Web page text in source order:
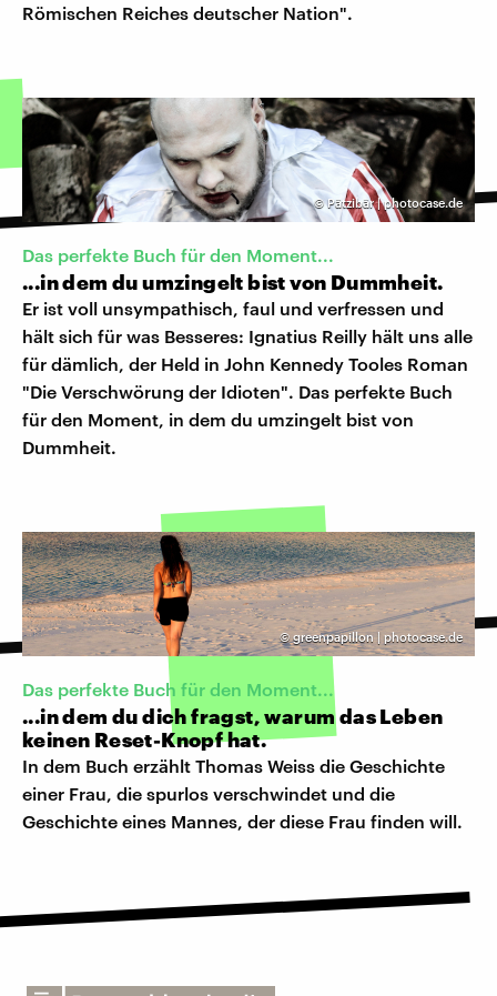
Römischen Reiches deutscher Nation".
©Pätzibär | photocase.de
Das perfekte Buch für den Moment...
...in dem du umzingelt bist von Dummheit.
Er ist voll unsympathisch, faul und verfressen und
hält sich für was Besseres: Ignatius Reilly hält uns alle
für dämlich, der Held in John Kennedy Tooles Roman
"Die Verschwörung der Idioten". Das perfekte Buch
für den Moment, in dem du umzingelt bist von
Dummheit.
© greenpapillon | photocase.de
Das perfekte Buch für den Moment...
...in dem du dich fragst, warum das Leben
keinen Reset-Knopf hat.
In dem Buch erzählt Thomas Weiss die Geschichte
einer Frau, die spurlos verschwindet und die
Geschichte eines Mannes, der diese Frau finden will.